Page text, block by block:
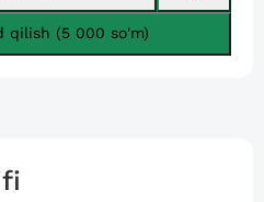
qilish (5 000 so'm)